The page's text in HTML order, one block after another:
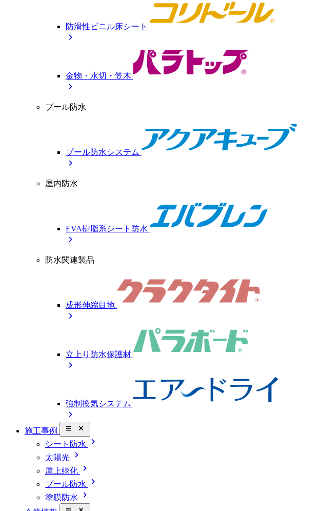
防滑性ビニル床シート
chevron_right
金物・水切・笠木
chevron_right
プール防水
プール防水システム
chevron_right
屋内防水
EVA樹脂系シート防水
chevron_right
防水関連製品
成形伸縮目地
chevron_right
立上り防水保護材
chevron_right
強制換気システム
chevron_right
施工事例 close_small
シート防水 chevron_right
太陽光 chevron_right
屋上緑化 chevron_right
プール防水 chevron_right
塗膜防水 chevron_right